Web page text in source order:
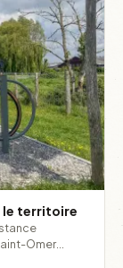
le territoire
Omer
la